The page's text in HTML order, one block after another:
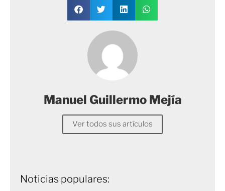
Manuel Guillermo Mejía
Ver todos sus artículos
Noticias populares: